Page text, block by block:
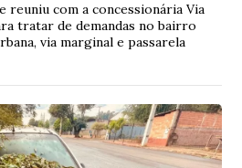
reuniu com a concessionária Via
tratar de demandas no bairro
via marginal e passarela